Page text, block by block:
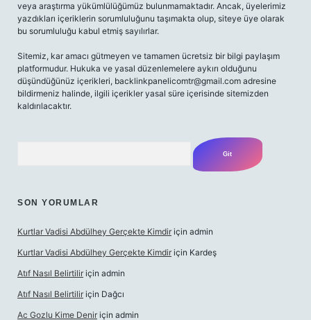
veya araştırma yükümlülüğümüz bulunmamaktadır. Ancak, üyelerimiz
yazdıkları içeriklerin sorumluluğunu taşımakta olup, siteye üye olarak
bu sorumluluğu kabul etmiş sayılırlar.
Sitemiz, kar amacı gütmeyen ve tamamen ücretsiz bir bilgi paylaşım
platformudur. Hukuka ve yasal düzenlemelere aykırı olduğunu
düşündüğünüz içerikleri, backlinkpanelicomtr@gmail.com adresine
bildirmeniz halinde, ilgili içerikler yasal süre içerisinde sitemizden
kaldırılacaktır.
SON YORUMLAR
Kurtlar Vadisi Abdülhey Gerçekte Kimdir için admin
Kurtlar Vadisi Abdülhey Gerçekte Kimdir için Kardeş
Atıf Nasıl Belirtilir için admin
Atıf Nasıl Belirtilir için Dağcı
Ac Gozlu Kime Denir için admin